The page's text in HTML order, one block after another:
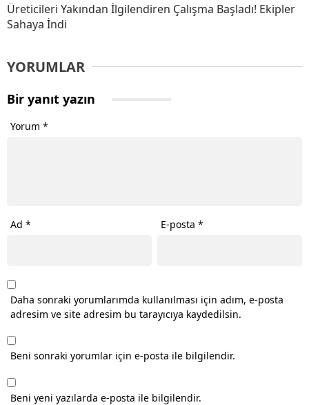
Üreticileri Yakından İlgilendiren Çalışma Başladı! Ekipler
Sahaya İndi
YORUMLAR
Bir yanıt yazın
Yorum *
Ad * E-posta*
Daha sonraki yorumlarımda kullanılması için adım, e-posta
adresim ve site adresim bu tarayıcıya kaydedilsin.
Beni sonraki yorumlar için e-posta ile bilgilendir.
Beni yeni yazılarda e-posta ile bilgilendir.